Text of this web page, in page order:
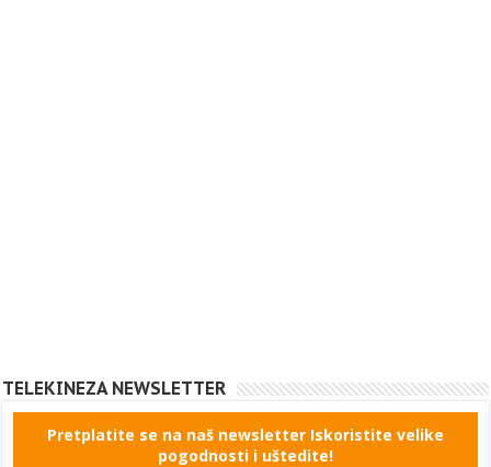
TELEKINEZA NEWSLETTER
Pretplatite se na naš newsletter Iskoristite velike
pogodnosti i uštedite!